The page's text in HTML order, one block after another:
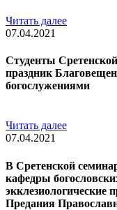
Читать далее
07.04.2021
Студенты
праздник
богослужениями
Читать далее
07.04.2021
В Сретенской
кафедры
экклезиологические
Предания